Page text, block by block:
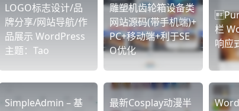
LOGO标志设计/品
牌分享/网站导航/作
品展示 WordPress
主题：Tao
雕塑机齿轮箱设备类
网站源码(带手机端)+
PC+移动端+利于SE
O优化
栏
响应
SimpleAdmin – 基
最新Cosplay动漫半